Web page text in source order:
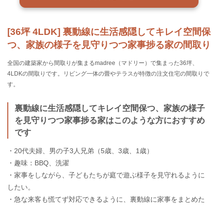
[36坪 4LDK] 裏動線に生活感隠してキレイ空間保
つ、家族の様子を見守りつつ家事捗る家の間取り
全国の建築家から間取りが集まるmadree（マドリー）で集まった36坪、
4LDKの間取りです。リビング一体の畳やテラスが特徴の注文住宅の間取りで
す。
裏動線に生活感隠してキレイ空間保つ、家族の様子
を見守りつつ家事捗る家はこのような方におすすめ
です
・20代夫婦、男の子3人兄弟（5歳、3歳、1歳）
・趣味：BBQ、洗濯
・家事をしながら、子どもたちが庭で遊ぶ様子を見守れるように
したい。
・急な来客も慌てず対応できるように、裏動線に家事をまとめた